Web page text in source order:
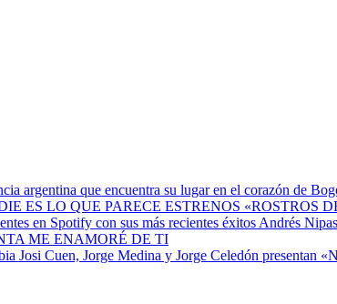
argentina que encuentra su lugar en el corazón de
ESTRENOS «ROSTROS
Andrés
ME ENAMORÉ DE TI
Josi Cuen, Jorge Medina y Jorge Celedón presentan